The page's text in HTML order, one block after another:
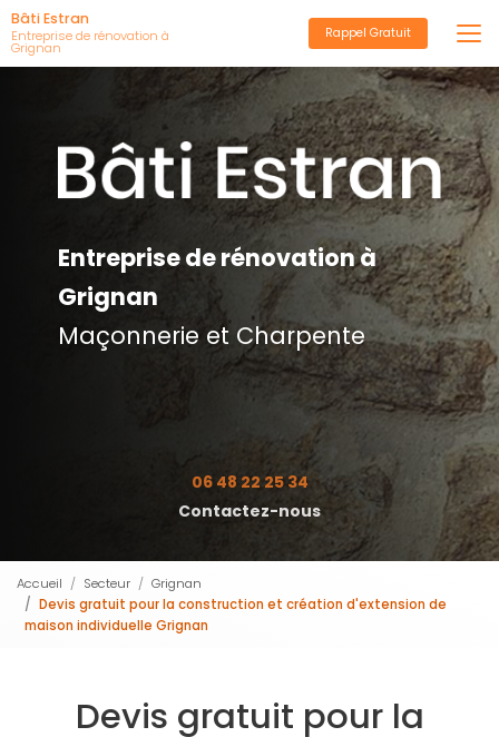
Aller
au
contenu
Bâti Estran
Entreprise de rénovation à
Grignan
Rappel Gratuit
Entreprise de rénovation à
Grignan
Maçonnerie et Charpente
06 48 22 25 34
Contactez-nous
Accueil Secteur
Grignan
Devis gratuit pour la construction et création d'extension de
maison individuelle Grignan
Devis gratuit pour la